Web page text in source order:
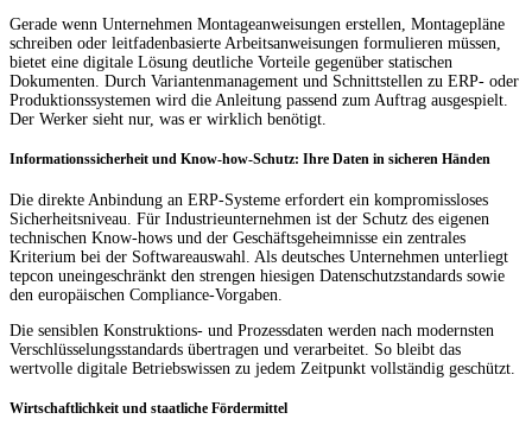
Gerade wenn Unternehmen Montageanweisungen erstellen, Montagepläne
schreiben oder leitfadenbasierte Arbeitsanweisungen formulieren müssen,
bietet eine digitale Lösung deutliche Vorteile gegenüber statischen
Dokumenten. Durch Variantenmanagement und Schnittstellen zu ERP- oder
Produktionssystemen wird die Anleitung passend zum Auftrag ausgespielt.
Der Werker sieht nur, was er wirklich benötigt.
Informationssicherheit und Know-how-Schutz: Ihre Daten in sicheren Händen
Die direkte Anbindung an ERP-Systeme erfordert ein kompromissloses
Sicherheitsniveau. Für Industrieunternehmen ist der Schutz des eigenen
technischen Know-hows und der Geschäftsgeheimnisse ein zentrales
Kriterium bei der Softwareauswahl. Als deutsches Unternehmen unterliegt
tepcon uneingeschränkt den strengen hiesigen Datenschutzstandards sowie
den europäischen Compliance-Vorgaben.
Die sensiblen Konstruktions- und Prozessdaten werden nach modernsten
Verschlüsselungsstandards übertragen und verarbeitet. So bleibt das
wertvolle digitale Betriebswissen zu jedem Zeitpunkt vollständig geschützt.
Wirtschaftlichkeit und staatliche Fördermittel